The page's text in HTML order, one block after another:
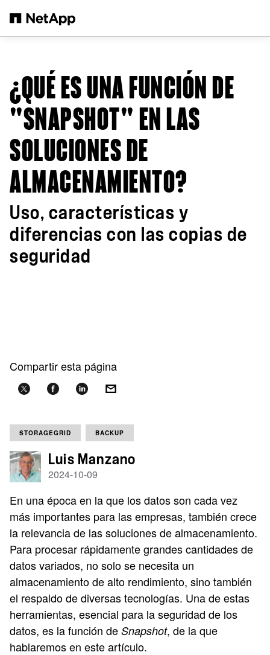
¿QUÉ ES UNA FUNCIÓN DE
"SNAPSHOT" EN LAS
SOLUCIONES DE
ALMACENAMIENTO?
Uso, características y
diferencias con las copias de
seguridad
Compartir esta página
STORAGEGRID BACKUP
Luis Manzano
2024-10-09
En una época en la que los datos son cada vez
más importantes para las empresas, también crece
la relevancia de las soluciones de almacenamiento.
Para procesar rápidamente grandes cantidades de
datos variados, no solo se necesita un
almacenamiento de alto rendimiento, sino también
el respaldo de diversas tecnologías. Una de estas
herramientas, esencial para la seguridad de los
datos, es la función de Snapshot, de la que
hablaremos en este artículo.